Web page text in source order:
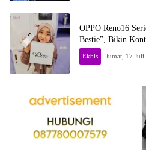
OPPO Reno16
Bestie”, Bikin
Ekbis Jumat, 17